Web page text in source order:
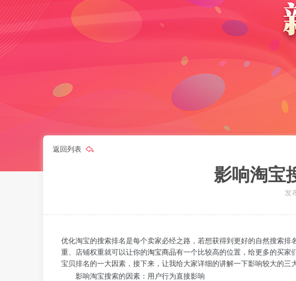
返回列表
影响淘宝
发
优化淘宝的搜索排名是每个卖家必经之路，若想获得到更好的自然搜索
重、店铺权重就可以让你的淘宝商品有一个比较高的位置，给更多的买家
宝贝排名的一大因素，接下来，让我给大家详细的讲解一下影响较大的三
影响淘宝搜索的因素：用户行为直接影响